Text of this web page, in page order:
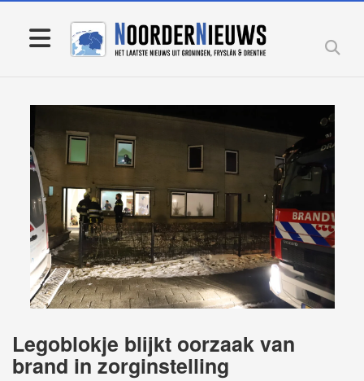
Legoblokje blijkt oorzaak van
brand in zorginstelling